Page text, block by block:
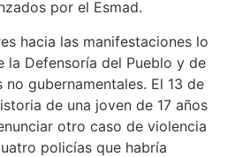
por el Esmad.
hacia las manifestaciones lo
la Defensoría del Pueblo y de
gubernamentales. El 13 de
de una joven de 17 años
otro caso de violencia
policías que habría